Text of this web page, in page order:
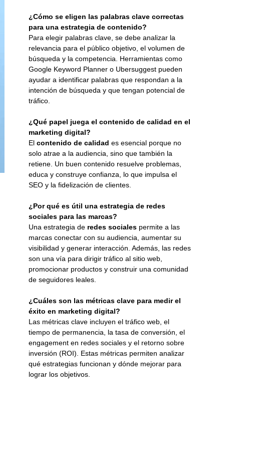
¿Cómo se eligen las palabras clave correctas
para una estrategia de contenido?
Para elegir palabras clave, se debe analizar la
relevancia para el público objetivo, el volumen de
búsqueda y la competencia. Herramientas como
Google Keyword Planner o Ubersuggest pueden
ayudar a identificar palabras que respondan a la
intención de búsqueda y que tengan potencial de
tráfico.
¿Qué papel juega el contenido de calidad en el
marketing digital?
El contenido de calidad es esencial porque no
solo atrae a la audiencia, sino que también la
retiene. Un buen contenido resuelve problemas,
educa y construye confianza, lo que impulsa el
SEO y la fidelización de clientes.
¿Por qué es útil una estrategia de redes
sociales para las marcas?
Una estrategia de redes sociales permite a las
marcas conectar con su audiencia, aumentar su
visibilidad y generar interacción. Además, las redes
son una vía para dirigir tráfico al sitio web,
promocionar productos y construir una comunidad
de seguidores leales.
¿Cuáles son las métricas clave para medir el
éxito en marketing digital?
Las métricas clave incluyen el tráfico web, el
tiempo de permanencia, la tasa de conversión, el
engagement en redes sociales y el retorno sobre
inversión (ROI). Estas métricas permiten analizar
qué estrategias funcionan y dónde mejorar para
lograr los objetivos.